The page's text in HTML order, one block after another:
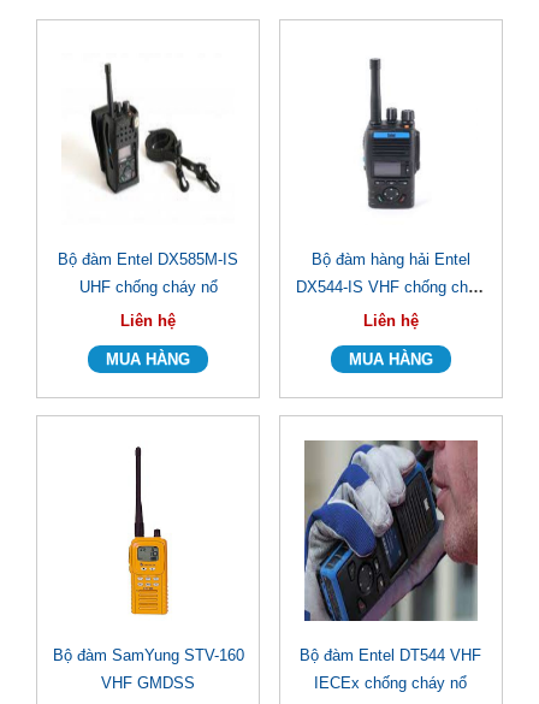
Bộ đàm Entel DX585M-IS
UHF chống cháy nổ
Liên hệ
Bộ đàm hàng hải Entel
DX544-IS VHF chống cháy
nổ
Liên hệ
Bộ đàm SamYung STV-160
VHF GMDSS
Bộ đàm Entel DT544 VHF
IECEx chống cháy nổ